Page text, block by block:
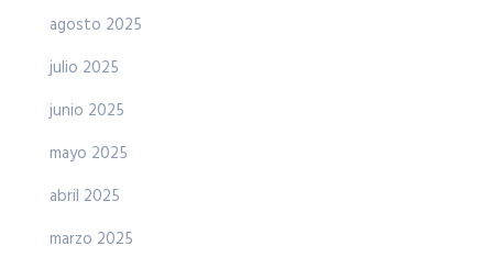
agosto 2025
julio 2025
junio 2025
mayo 2025
abril 2025
marzo 2025